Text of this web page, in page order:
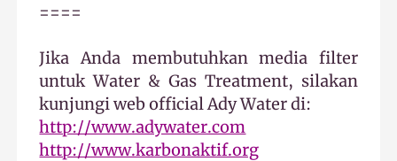
====
Jika Anda membutuhkan media filter
untuk Water & Gas Treatment, silakan
kunjungi web official Ady Water di:
http://www.adywater.com
http://www.karbonaktif.org